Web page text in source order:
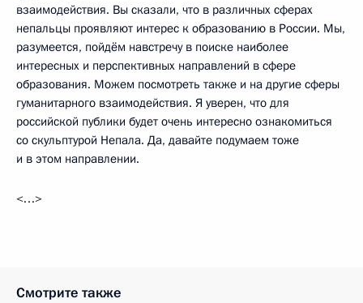
взаимодействия. Вы сказали, что в различных сферах
непальцы проявляют интерес к образованию в России. Мы,
разумеется, пойдём навстречу в поиске наиболее
интересных и перспективных направлений в сфере
образования. Можем посмотреть также и на другие сферы
гуманитарного взаимодействия. Я уверен, что для
российской публики будет очень интересно ознакомиться
со скульптурой Непала. Да, давайте подумаем тоже
и в этом направлении.
<…>
Смотрите также